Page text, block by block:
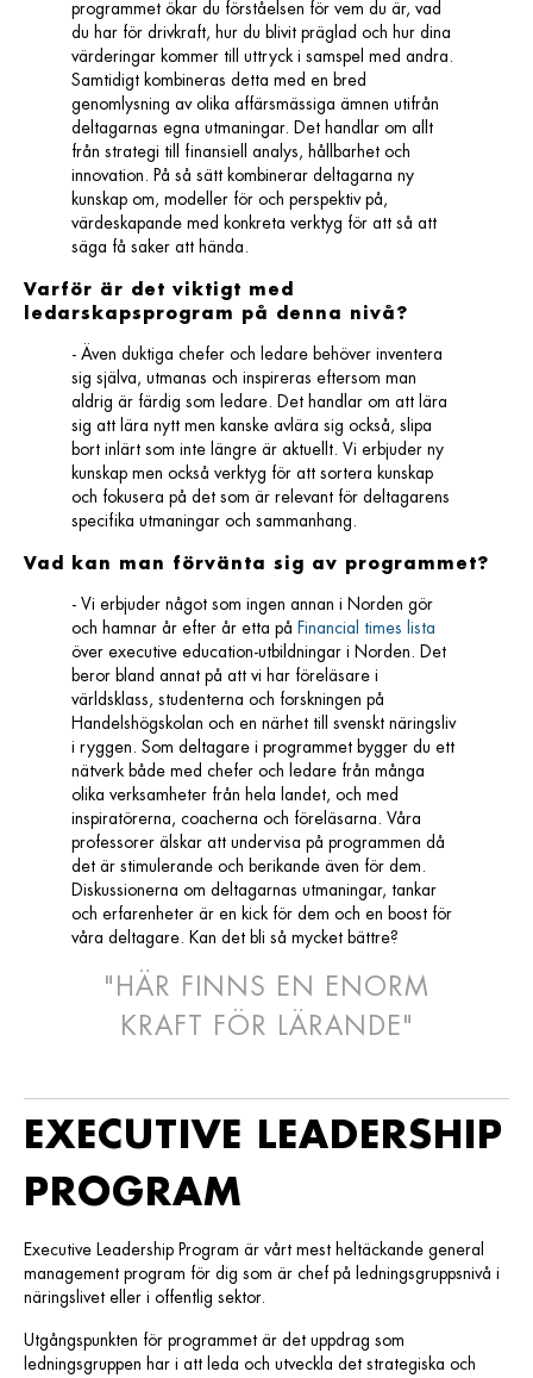
programmet ökar du förståelsen för vem du är, vad
du har för drivkraft, hur du blivit präglad och hur dina
värderingar kommer till uttryck i samspel med andra.
Samtidigt kombineras detta med en bred
genomlysning av olika affärsmässiga ämnen utifrån
deltagarnas egna utmaningar. Det handlar om allt
från strategi till finansiell analys, hållbarhet och
innovation. På så sätt kombinerar deltagarna ny
kunskap om, modeller för och perspektiv på,
värdeskapande med konkreta verktyg för att så att
säga få saker att hända.
Varför är det viktigt med
ledarskapsprogram på denna nivå?
- Även duktiga chefer och ledare behöver inventera
sig själva, utmanas och inspireras eftersom man
aldrig är färdig som ledare. Det handlar om att lära
sig att lära nytt men kanske avlära sig också, slipa
bort inlärt som inte längre är aktuellt. Vi erbjuder ny
kunskap men också verktyg för att sortera kunskap
och fokusera på det som är relevant för deltagarens
specifika utmaningar och sammanhang.
Vad kan man förvänta sig av programmet?
- Vi erbjuder något som ingen annan i Norden gör
och hamnar år efter år etta på Financial times lista
över executive education-utbildningar i Norden. Det
beror bland annat på att vi har föreläsare i
världsklass, studenterna och forskningen på
Handelshögskolan och en närhet till svenskt näringsliv
i ryggen. Som deltagare i programmet bygger du ett
nätverk både med chefer och ledare från många
olika verksamheter från hela landet, och med
inspiratörerna, coacherna och föreläsarna. Våra
professorer älskar att undervisa på programmen då
det är stimulerande och berikande även för dem.
Diskussionerna om deltagarnas utmaningar, tankar
och erfarenheter är en kick för dem och en boost för
våra deltagare. Kan det bli så mycket bättre?
"HÄR FINNS EN ENORM
KRAFT FÖR LÄRANDE"
EXECUTIVE LEADERSHIP
PROGRAM
Executive Leadership Program är vårt mest heltäckande general
management program för dig som är chef på ledningsgruppsnivå i
näringslivet eller i offentlig sektor.
Utgångspunkten för programmet är det uppdrag som
ledningsgruppen har i att leda och utveckla det strategiska och